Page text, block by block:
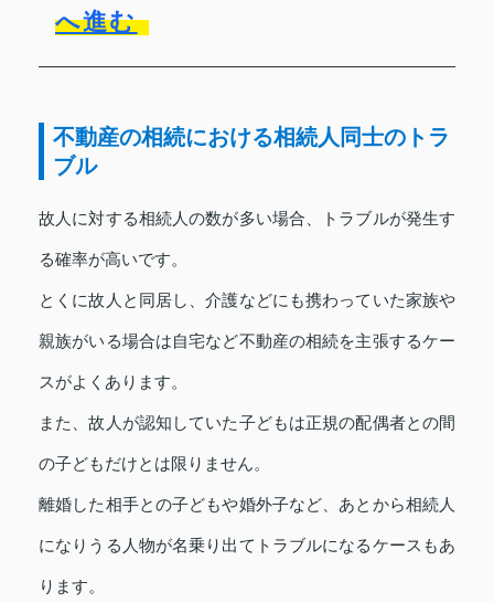
へ進む
不動産の相続における相続人同士のトラ
ブル
故人に対する相続人の数が多い場合、トラブルが発生す
る確率が高いです。
とくに故人と同居し、介護などにも携わっていた家族や
親族がいる場合は自宅など不動産の相続を主張するケー
スがよくあります。
また、故人が認知していた子どもは正規の配偶者との間
の子どもだけとは限りません。
離婚した相手との子どもや婚外子など、あとから相続人
になりうる人物が名乗り出てトラブルになるケースもあ
ります。